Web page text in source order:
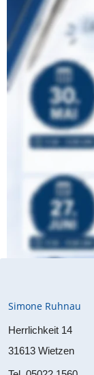
Der
finanzielle
möchten und
Moderierter
Vortrag.
Weitere
Begrenzte
oder
WhatsApp:
Mail:
Simone Ruhnau
Herrlichkeit 14
31613 Wietzen